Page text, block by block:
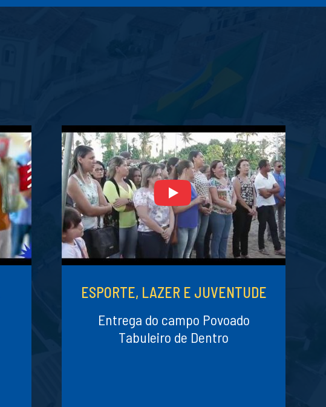
ESPORTE, LAZER E JUVENTUDE
Entrega do campo Povoado
Tabuleiro de Dentro